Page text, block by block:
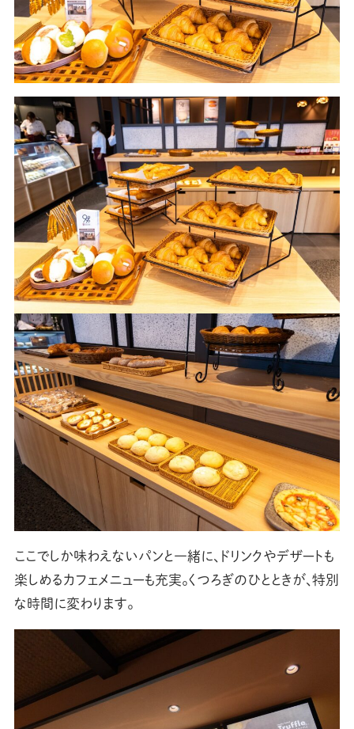
ここでしか味わえないパンと一緒に、ドリンクやデザートも
楽しめるカフェメニューも充実。くつろぎのひとときが、特別
な時間に変わります。